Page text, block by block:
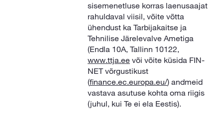
sisemenetluse korras laenusaajat
rahuldaval viisil, võite võtta
ühendust ka Tarbijakaitse ja
Tehnilise Järelevalve Ametiga
(Endla 10A, Tallinn 10122,
www.ttja.ee või võite küsida FIN-
NET võrgustikust
(finance.ec.europa.eu/) andmeid
vastava asutuse kohta oma riigis
(juhul, kui Te ei ela Eestis).